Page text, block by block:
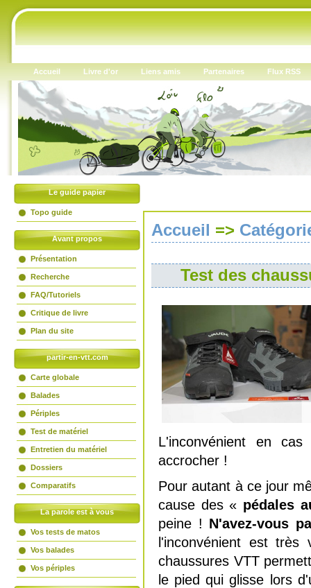
Accueil Livre d'or Liens amis Partenaires Flux RSS
Le guide papier
Topo guide
Avant propos
Présentation
Recherche
FAQ/Tutoriels
Critique de livre
Plan du site
partir-en-vtt.com
Carte globale
Balades
Périples
Test de matériel
Entretien du matériel
Dossiers
Comparatifs
La parole est à vous
Vos tests de matos
Vos balades
Vos périples
Accueil =>
Test des
L'inconvénient en
accrocher !
Pour autant à ce jour
cause des « pédales
peine ! N'avez-vous
l'inconvénient est
chaussures VTT
le pied qui glisse lors